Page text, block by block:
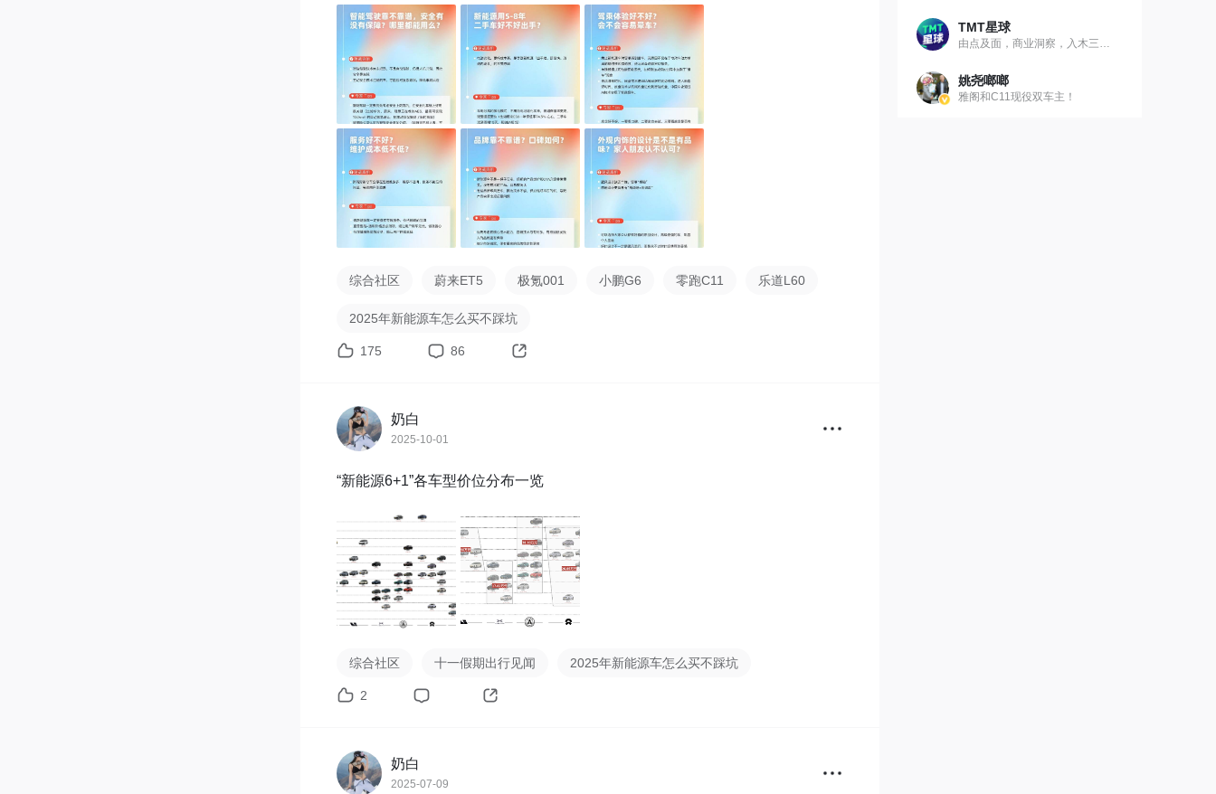
30W磁吸充电宝」；另外随机抽送 2 张 50 元京东卡🎁
【评论要求】
1、字数>10字，文字+配图更容易被精选哦！
2、凑字数、AI生成内容等违规行为不参与评奖；
3、每个用户ID仅可以获得一项奖品，不可重复领取。
【活动时间】
2月14日-2月28日，活动结束后2个工作日内开奖。
*活动最终解释权归新出行所有
综合社区 蔚来ET5 极氪001 小鹏G6 零跑C11 乐道L60
2025年新能源车怎么买不踩坑
175 86
奶白
2025-10-01
“新能源6+1”各车型价位分布一览
综合社区 十一假期出行见闻 2025年新能源车怎么买不踩坑
2
奶白
2025-07-09
TMT星球
由点及面，商业洞察，入木三分。
姚尧啷啷
雅阁和C11现役双车主！